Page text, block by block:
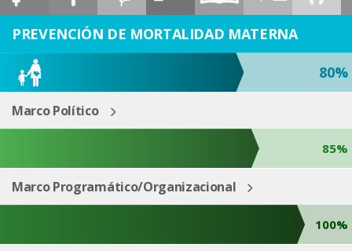
ESP ENG
PREVENCIÓN DE MORTALIDAD MATERNA
80%
Marco Político
85%
Marco Programático/Organizacional
100%